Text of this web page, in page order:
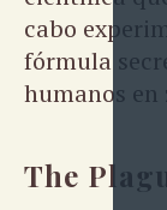
cabo
fórmula
humanos
The